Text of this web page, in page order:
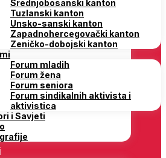
Srednjobosanski kanton
Tuzlanski kanton
Unsko-sanski kanton
Zapadnohercegovački kanton
Zeničko-dobojski kanton
Forum mladih
Forum žena
Forum seniora
Forum sindikalnih aktivista i
aktivistica
i Savjeti